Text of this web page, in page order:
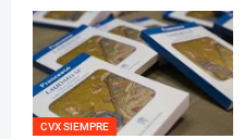
CVX SIEMPRE